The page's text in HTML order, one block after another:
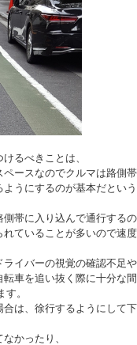
るべきことは、
ースなのでクルマは路側
うにするのが基本だとい
帯に入り込んで通行する
ていることが多いので速
イバーの視覚の確認不足
車を追い抜く際に十分な
。
は、徐行するようにして
かったり、